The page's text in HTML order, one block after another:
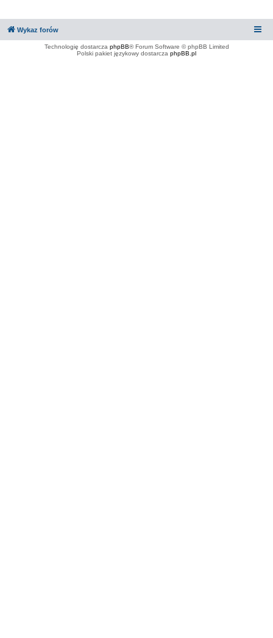
Wykaz forów
Technologię dostarcza phpBB® Forum Software © phpBB Limited
Polski pakiet językowy dostarcza phpBB.pl